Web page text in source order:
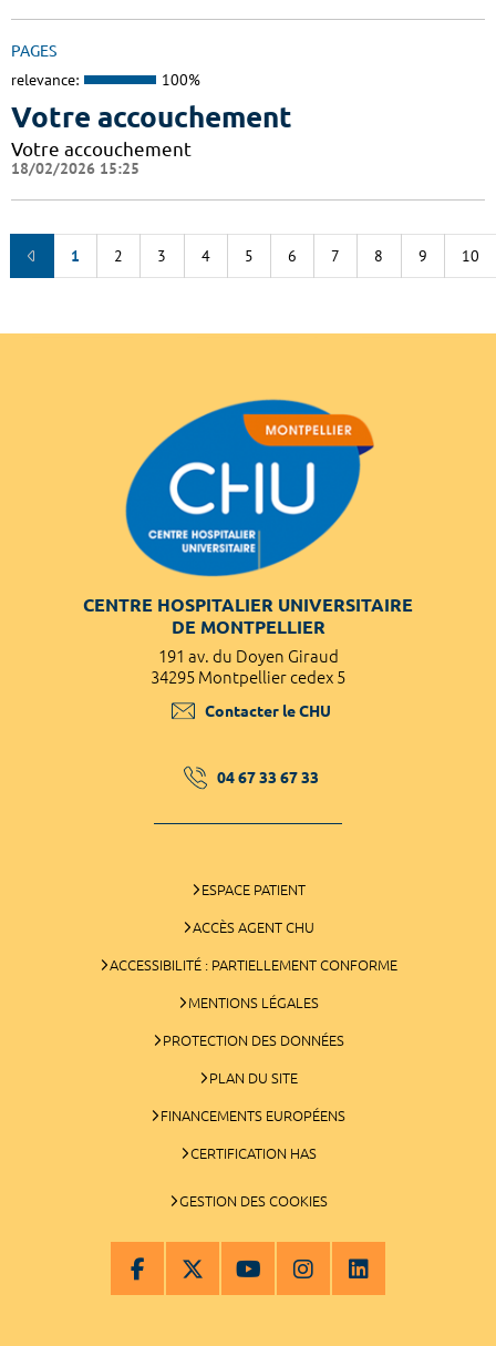
PAGES
relevance: 100%
Votre accouchement
Votre accouchement
18/02/2026 15:25
1 2 3 4 5 6 7 8 9 10
CENTRE HOSPITALIER UNIVERSITAIRE
DE MONTPELLIER
191 av. du Doyen Giraud
34295 Montpellier cedex 5
Contacter le CHU
04 67 33 67 33
ESPACE PATIENT
ACCÈS AGENT CHU
ACCESSIBILITÉ : PARTIELLEMENT CONFORME
MENTIONS LÉGALES
PROTECTION DES DONNÉES
PLAN DU SITE
FINANCEMENTS EUROPÉENS
CERTIFICATION HAS
GESTION DES COOKIES